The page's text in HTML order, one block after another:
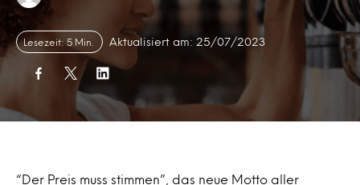
Lesezeit: 5 Min. Aktualisiert am: 25/07/2023
“Der Preis muss stimmen”, das neue Motto aller